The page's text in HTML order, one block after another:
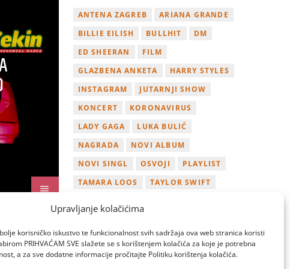
Upravljanje kolačićima
korisničko iskustvo te funkcionalnost svih sadržaja ova web stranica koristi
PRIHVAĆAM SVE slažete se s korištenjem kolačića za koje je potrebna
a za sve dodatne informacije pročitajte Politiku korištenja kolačića.
ANTENA ZAGREB
ARIANA GRANDE
BILLIE EILISH
BULLHIT
DM
ED SHEERAN
FILM
GLAZBENA ANKETA
HARRY STYLES
INSTAGRAM
JUTARNJI SHOW
KONCERT
KORONAVIRUS
LADY GAGA
LUKA BULIĆ
NAGRADA
NOVI ALBUM
NOVI SINGL
OSVOJI
PLAYLIST
TAMARA LOOS
TAYLOR SWIFT